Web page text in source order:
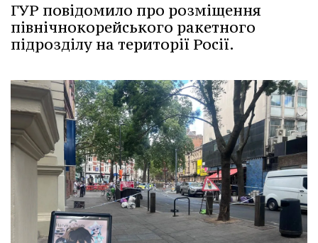
ГУР повідомило про розміщення
північнокорейського ракетного
підрозділу на території Росії.